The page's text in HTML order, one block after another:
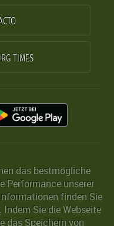
TIMES
das bestmögliche
Performance unserer
finden Sie
. Indem Sie die Webseite
das Speichern von